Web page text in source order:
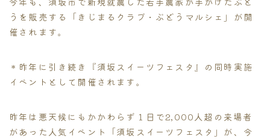
うを販売する「きじまるクラブ・ぶどうマルシェ」が開
催されます。
＊昨年に引き続き『須坂スイーツフェスタ』の同時実施
イベントとして開催されます。
昨年は悪天候にもかかわらず１日で2,000人超の来場者
があった人気イベント「須坂スイーツフェスタ」が、今